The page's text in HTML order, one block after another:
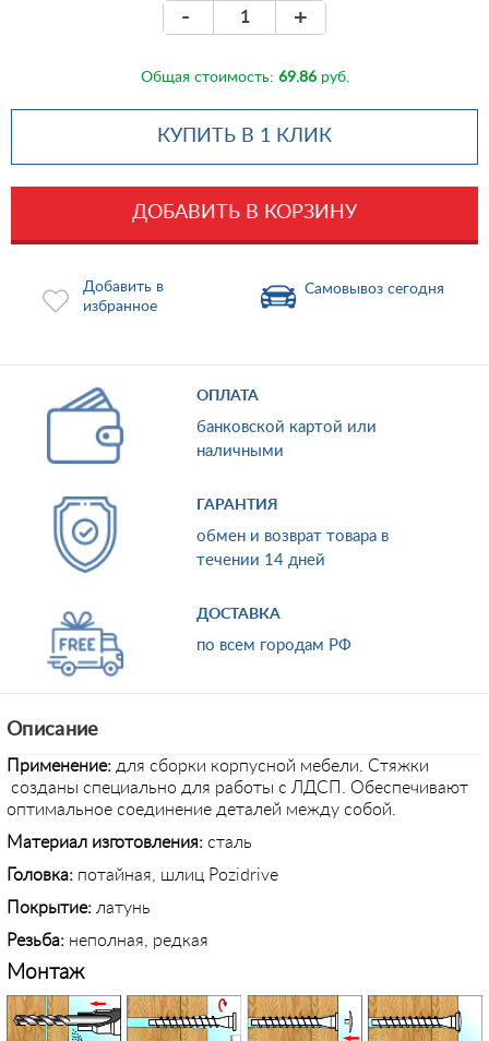
- +
Общая стоимость: 69.86руб.
КУПИТЬ В 1 КЛИК
ДОБАВИТЬ В КОРЗИНУ
Добавить в
избранное
Самовывоз сегодня
ОПЛАТА
банковской картой или
наличными
ГАРАНТИЯ
обмен и возврат товара в
течении 14 дней
ДОСТАВКА
по всем городам РФ
Описание
Применение: для сборки корпусной мебели. Стяжки
созданы специально для работы с ЛДСП. Обеспечивают
оптимальное соединение деталей между собой.
Материал изготовления: сталь
Головка: потайная, шлиц Pozidrive
Покрытие: латунь
Резьба: неполная, редкая
Монтаж